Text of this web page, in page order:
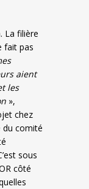
La filière
fait pas
aient
les
»,
chez
du comité
sous
côté